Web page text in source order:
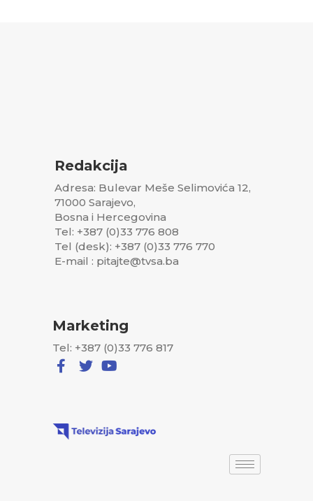
Redakcija
Adresa: Bulevar Meše Selimovića 12,
71000 Sarajevo,
Bosna i Hercegovina
Tel: +387 (0)33 776 808
Tel (desk): +387 (0)33 776 770
E-mail : pitajte@tvsa.ba
Marketing
Tel: +387 (0)33 776 817